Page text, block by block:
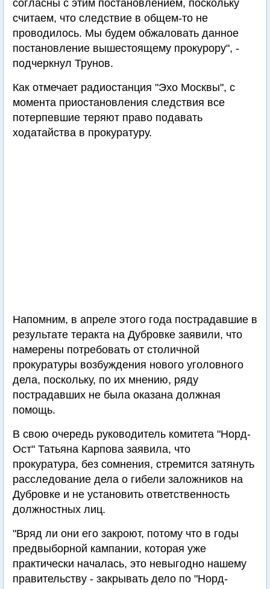
согласны с этим постановлением, поскольку
считаем, что следствие в общем-то не
проводилось. Мы будем обжаловать данное
постановление вышестоящему прокурору", -
подчеркнул Трунов.
Как отмечает радиостанция "Эхо Москвы", с
момента приостановления следствия все
потерпевшие теряют право подавать
ходатайства в прокуратуру.
Напомним, в апреле этого года пострадавшие в
результате теракта на Дубровке заявили, что
намерены потребовать от столичной
прокуратуры возбуждения нового уголовного
дела, поскольку, по их мнению, ряду
пострадавших не была оказана должная
помощь.
В свою очередь руководитель комитета "Норд-
Ост" Татьяна Карпова заявила, что
прокуратура, без сомнения, стремится затянуть
расследование дела о гибели заложников на
Дубровке и не установить ответственность
должностных лиц.
"Вряд ли они его закроют, потому что в годы
предвыборной кампании, которая уже
практически началась, это невыгодно нашему
правительству - закрывать дело по "Норд-